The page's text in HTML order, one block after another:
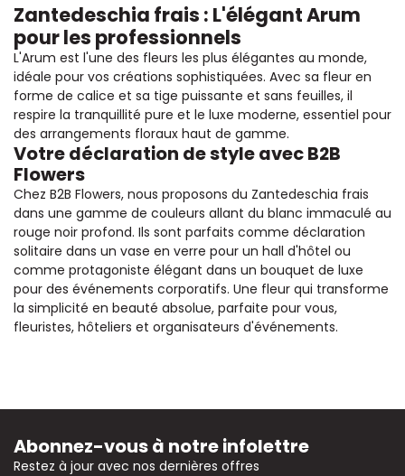
Zantedeschia frais : L'élégant Arum
pour les professionnels
L'Arum est l'une des fleurs les plus élégantes au monde,
idéale pour vos créations sophistiquées. Avec sa fleur en
forme de calice et sa tige puissante et sans feuilles, il
respire la tranquillité pure et le luxe moderne, essentiel pour
des arrangements floraux haut de gamme.
Votre déclaration de style avec B2B
Flowers
Chez B2B Flowers, nous proposons du Zantedeschia frais
dans une gamme de couleurs allant du blanc immaculé au
rouge noir profond. Ils sont parfaits comme déclaration
solitaire dans un vase en verre pour un hall d'hôtel ou
comme protagoniste élégant dans un bouquet de luxe
pour des événements corporatifs. Une fleur qui transforme
la simplicité en beauté absolue, parfaite pour vous,
fleuristes, hôteliers et organisateurs d'événements.
Abonnez-vous à notre infolettre
Restez à jour avec nos dernières offres